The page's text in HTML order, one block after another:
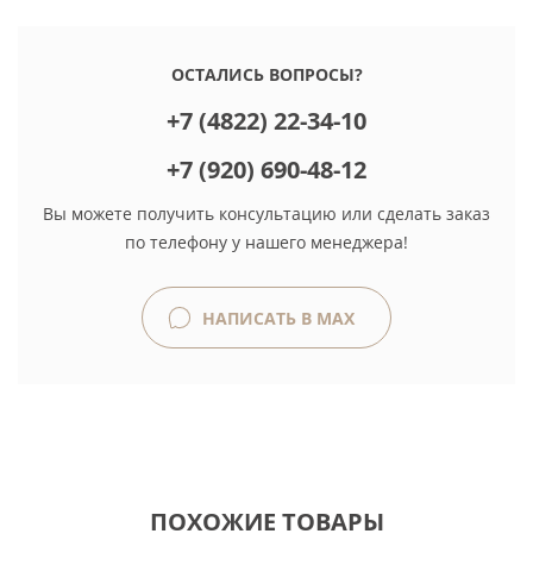
ОСТАЛИСЬ ВОПРОСЫ?
+7 (4822) 22-34-10
+7 (920) 690-48-12
Вы можете получить консультацию или сделать заказ
по телефону у нашего менеджера!
НАПИСАТЬ В MAX
ПОХОЖИЕ ТОВАРЫ